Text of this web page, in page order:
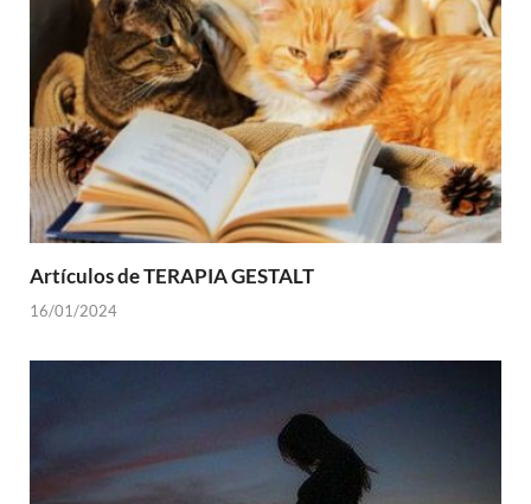
Artículos de TERAPIA GESTALT
16/01/2024